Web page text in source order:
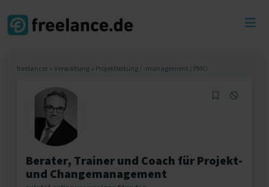
freelancer » Verwaltung » Projektleitung / -management / PMO
Berater, Trainer und Coach für Projekt-
und Changemanagement